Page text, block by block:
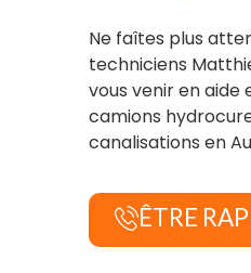
Ne faîtes plus
techniciens
vous venir en
camions
canalisations en
ÊTRE